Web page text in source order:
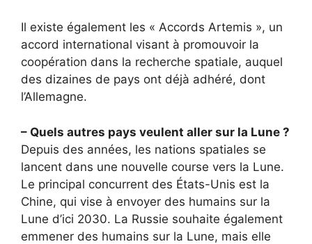
Il existe également les « Accords Artemis », un
accord international visant à promouvoir la
coopération dans la recherche spatiale, auquel
des dizaines de pays ont déjà adhéré, dont
l’Allemagne.
– Quels autres pays veulent aller sur la Lune ?
Depuis des années, les nations spatiales se
lancent dans une nouvelle course vers la Lune.
Le principal concurrent des États-Unis est la
Chine, qui vise à envoyer des humains sur la
Lune d’ici 2030. La Russie souhaite également
emmener des humains sur la Lune, mais elle